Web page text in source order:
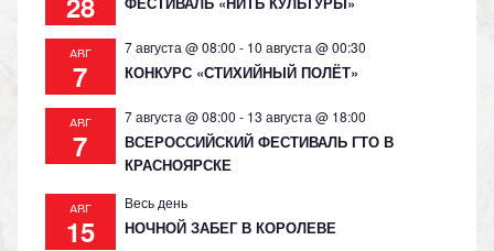
АВГ
7
7 августа @ 08:00 - 10 августа @ 00:30
КОНКУРС «СТИХИЙНЫЙ ПОЛЁТ»
АВГ
7
7 августа @ 08:00 - 13 августа @ 18:00
ВСЕРОССИЙСКИЙ ФЕСТИВАЛЬ ГТО В
КРАСНОЯРСКЕ
АВГ
15
Весь день
НОЧНОЙ ЗАБЕГ В КОРОЛЕВЕ